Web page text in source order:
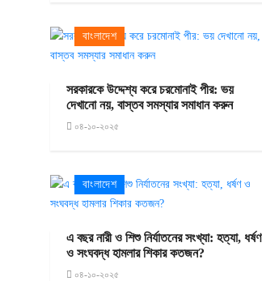
বাংলাদেশ
সরকারকে উদ্দেশ্য করে চরমোনাই পীর: ভয়
দেখানো নয়, বাস্তব সমস্যার সমাধান করুন
০৪-১০-২০২৫
বাংলাদেশ
এ বছর নারী ও শিশু নির্যাতনের সংখ্যা: হত্যা, ধর্ষণ
ও সংঘবদ্ধ হামলার শিকার কতজন?
০৪-১০-২০২৫